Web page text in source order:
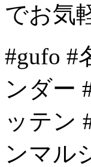
でお気
#gufo #
ンダー
ッテン
ンマル